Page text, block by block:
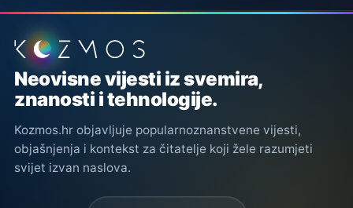
Podnožje stranice
Neovisne vijesti iz svemira,
znanosti i tehnologije.
Kozmos.hr objavljuje popularnoznanstvene vijesti,
objašnjenja i kontekst za čitatelje koji žele razumjeti
svijet izvan naslova.